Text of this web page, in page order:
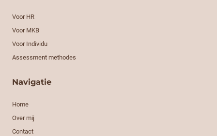
Voor HR
Voor MKB
Voor Individu
Assessment methodes
Navigatie
Home
Over mij
Contact